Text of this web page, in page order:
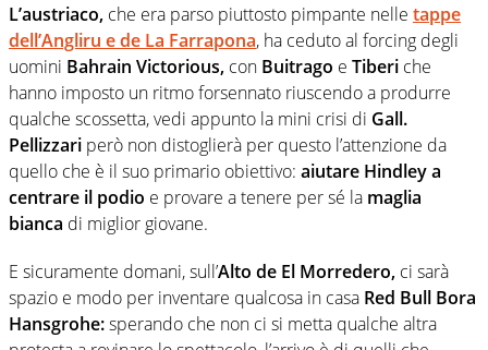
L’austriaco, che era parso piuttosto pimpante nelle tappe
dell’Angliru e de La Farrapona, ha ceduto al forcing degli
uomini Bahrain Victorious, con Buitrago e Tiberi che
hanno imposto un ritmo forsennato riuscendo a produrre
qualche scossetta, vedi appunto la mini crisi di Gall.
Pellizzari però non distoglierà per questo l’attenzione da
quello che è il suo primario obiettivo: aiutare Hindley a
centrare il podio e provare a tenere per sé la maglia
bianca di miglior giovane.
E sicuramente domani, sull’Alto de El Morredero, ci sarà
spazio e modo per inventare qualcosa in casa Red Bull Bora
Hansgrohe:sperando che non ci si metta qualche altra